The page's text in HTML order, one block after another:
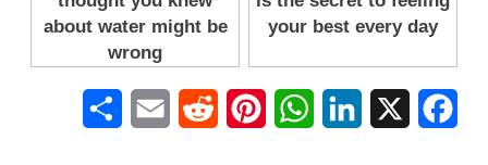
Facebook
LinkedIn
WhatsApp
Pinterest
Reddit
Email